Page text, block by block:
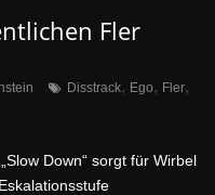
Fler
Disstrack, Ego, Fler,
Down“ sorgt für Wirbel